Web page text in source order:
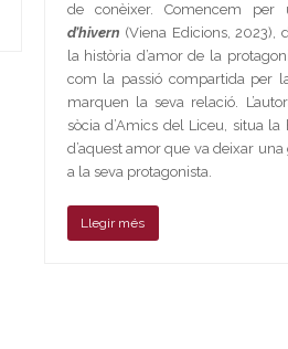
de conèixer. Comencem per
d’hivern (Viena Edicions, 2023),
la història d’amor de la
com la passió compartida per
marquen la seva relació.
sòcia d’Amics del Liceu, situa
d’aquest amor que va deixar
a la seva protagonista.
Llegir més